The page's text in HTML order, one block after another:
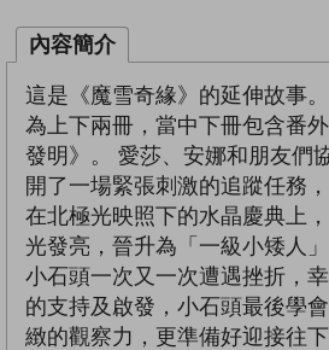
內容簡介
這是《魔雪奇緣》的延伸故事
為上下兩冊，當中下冊包含番
發明》。 愛莎、安娜和朋友們
開了一場緊張刺激的追蹤任務
在北極光映照下的水晶慶典上
光發亮，晉升為「一級小矮人
小石頭一次又一次遭遇挫折，
的支持及啟發，小石頭最後學
緻的觀察力，更準備好迎接往下